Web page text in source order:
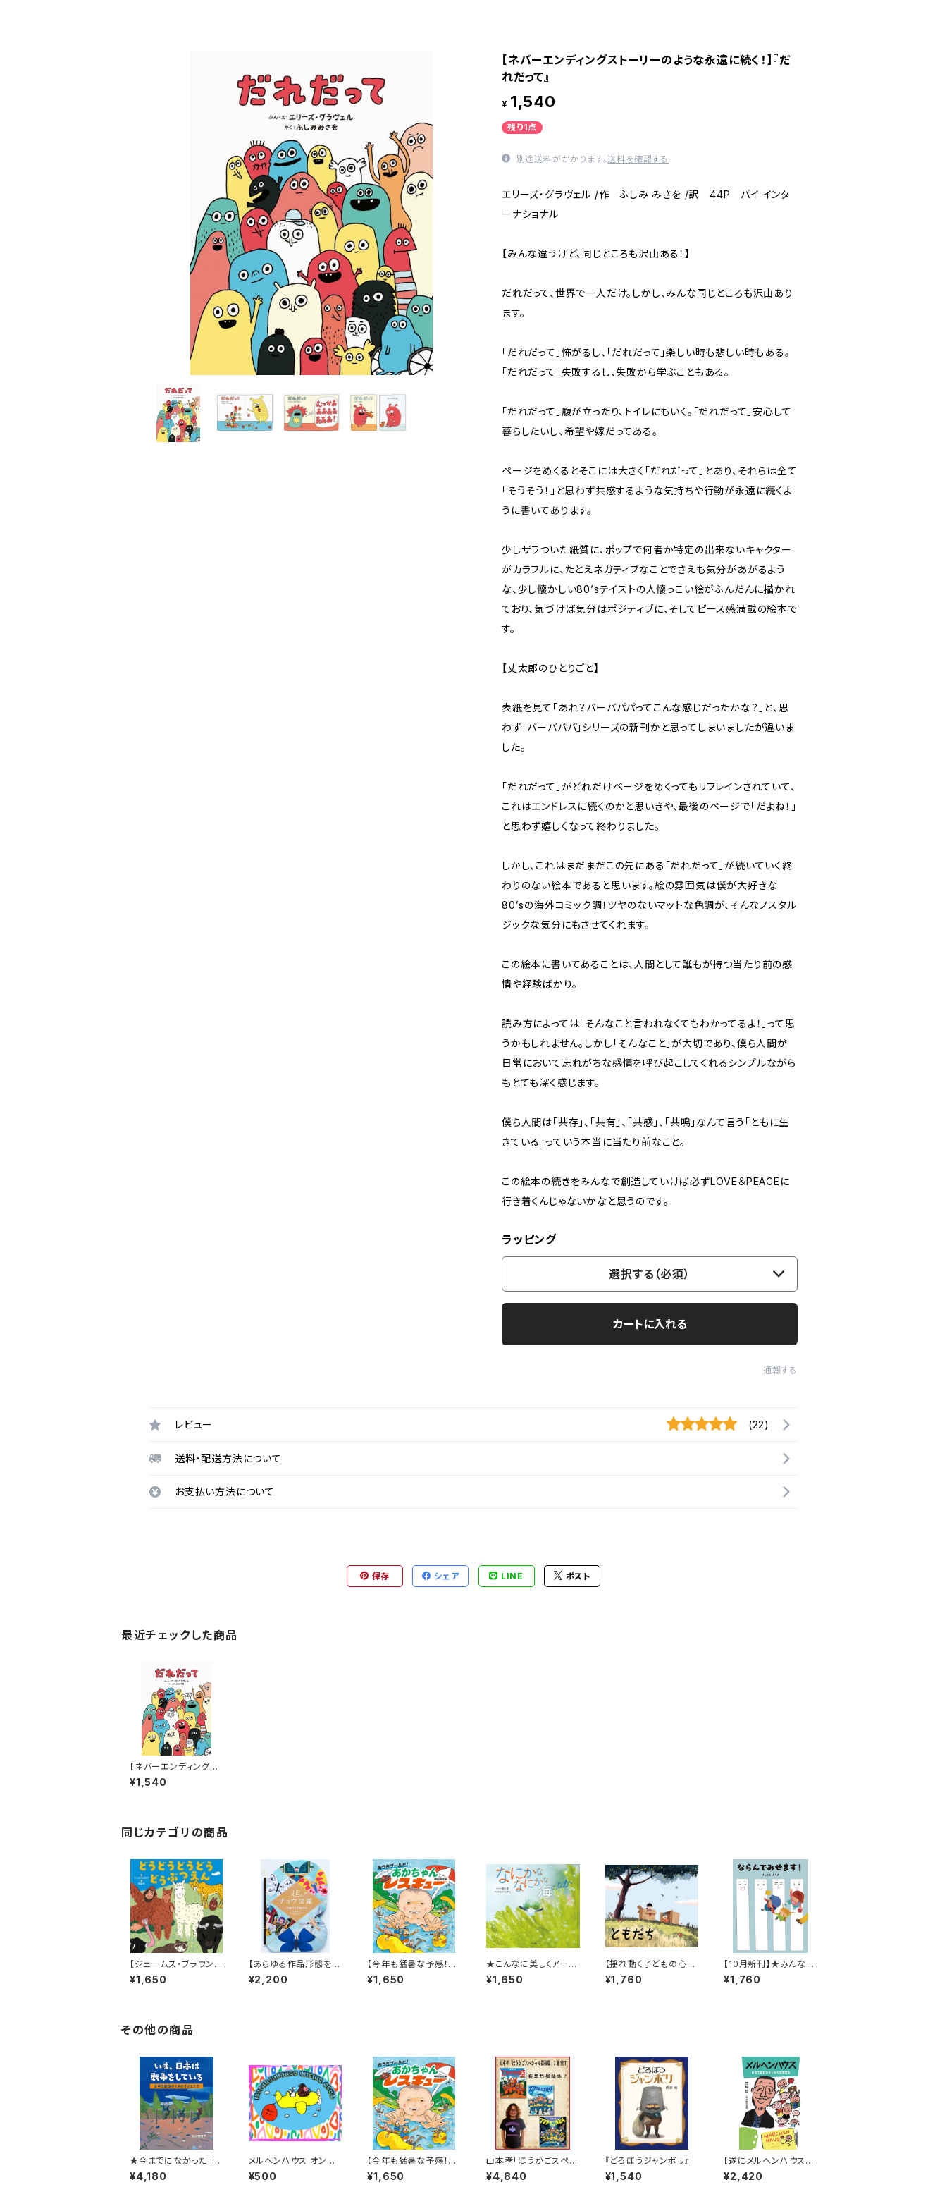
【ネバーエンディングストーリーのような永遠に続く！】『だ
れだって』
¥ 1,540
残り1点
別途送料がかかります。送料を確認する
エリーズ・グラヴェル /作 ふしみ みさを /訳 44P パイ インタ
ーナショナル
【みんな違うけど、同じところも沢山ある！】
だれだって、世界で一人だけ。しかし、みんな同じところも沢山あり
ます。
「だれだって」怖がるし、「だれだって」楽しい時も悲しい時もある。
「だれだって」失敗するし、失敗から学ぶこともある。
「だれだって」腹が立ったり、トイレにもいく。「だれだって」安心して
暮らしたいし、希望や嫁だってある。
ページをめくるとそこには大きく「だれだって」とあり、それらは全て
「そうそう！」と思わず共感するような気持ちや行動が永遠に続くよ
うに書いてあります。
少しザラついた紙質に、ポップで何者か特定の出来ないキャクター
がカラフルに、たとえネガティブなことでさえも気分があがるよう
な、少し懐かしい80’sテイストの人懐っこい絵がふんだんに描かれ
ており、気づけば気分はポジティブに、そしてピース感満載の絵本で
す。
【丈太郎のひとりごと】
表紙を見て「あれ？バーバパパってこんな感じだったかな？」と、思
わず「バーバパパ」シリーズの新刊かと思ってしまいましたが違いま
した。
「だれだって」がどれだけページをめくってもリフレインされていて、
これはエンドレスに続くのかと思いきや、最後のページで「だよね！」
と思わず嬉しくなって終わりました。
しかし、これはまだまだこの先にある「だれだって」が続いていく終
わりのない絵本であると思います。絵の雰囲気は僕が大好きな
80’sの海外コミック調！ツヤのないマットな色調が、そんなノスタル
ジックな気分にもさせてくれます。
この絵本に書いてあることは、人間として誰もが持つ当たり前の感
情や経験ばかり。
読み方によっては「そんなこと言われなくてもわかってるよ！」って思
うかもしれません。しかし「そんなこと」が大切であり、僕ら人間が
日常において忘れがちな感情を呼び起こしてくれるシンプルながら
もとても深く感じます。
僕ら人間は「共存」、「共有」、「共感」、「共鳴」なんて言う「ともに生
きている」っていう本当に当たり前なこと。
この絵本の続きをみんなで創造していけば必ずLOVE＆PEACEに
行き着くんじゃないかなと思うのです。
ラッピング
選択する（必須）
カートに入れる
通報する
レビュー (22)
送料・配送方法について
お支払い方法について
保存 シェア LINE ポスト
最近チェックした商品
【ネバーエンディングス
トーリーのような永遠に
続く！】『だれだって』
¥1,540
同じカテゴリの商品
【ジェームス・ブラウン的
に言えば「ゲロッパ！」的
な絵本！】『どうどうどう
¥1,650
【あらゆる作品形態を生
み出すtupera tupera
の中でも丈太郎的に好
¥2,200
【今年も猛暑な予感！そ
んな時にはこんなアド
ベンチャー絵本はいか
¥1,650
★こんなに美しくアート
性の高い海の写真絵本
は見たことない！★『な
¥1,650
【揺れ動く子どもの心情
に同感！】『ともだち』
¥1,760
【10月新刊】★みんなの
安全のためにありがと
う！★『ならんでみせま
¥1,760
その他の商品
★今までになかった「ニ
ュータイプ」の戦争の絵
本★『いま、日本は戦争
¥4,180
メルヘンハウス オンラ
インクラブ
¥500
【今年も猛暑な予感！そ
んな時にはこんなアド
ベンチャー絵本はいか
¥1,650
山本孝「ほうかごスペシ
ャル探検隊」3冊SET
¥4,840
『どろぼうジャンボリ』
¥1,540
【遂にメルヘンハウス初
代店主 三輪哲の本が完
成！】『メルヘンハウス
¥2,420